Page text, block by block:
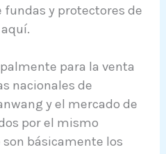
y protectores de
para la venta
nacionales de
y el mercado de
por el mismo
básicamente los